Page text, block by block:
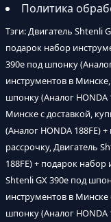
Политика
Тэги: Двигатель Shtenli
подарок набор
390е под шпонку
инструментов в
шпонку (Аналог HONDA
Минске с доставкой,
(Аналог HONDA 188FE)
рассрочку, Двигатель
188FE) + подарок
Shtenli GX 390е под
инструментов в Минске
шпонку (Аналог HONDA